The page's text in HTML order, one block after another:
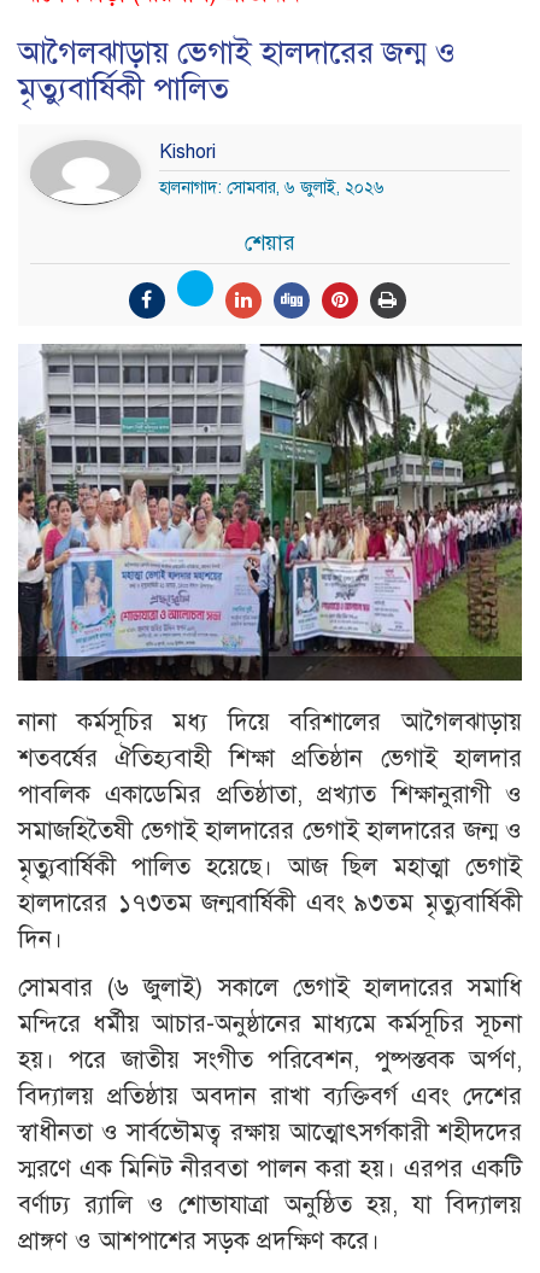
আগৈলঝাড়ায় ভেগাই হালদারের জন্ম ও
মৃত্যুবার্ষিকী পালিত
Kishori
হালনাগাদ: সোমবার, ৬ জুলাই, ২০২৬
শেয়ার
নানা কর্মসূচির মধ্য দিয়ে বরিশালের আগৈলঝাড়ায়
শতবর্ষের ঐতিহ্যবাহী শিক্ষা প্রতিষ্ঠান ভেগাই হালদার
পাবলিক একাডেমির প্রতিষ্ঠাতা, প্রখ্যাত শিক্ষানুরাগী ও
সমাজহিতৈষী ভেগাই হালদারের ভেগাই হালদারের জন্ম ও
মৃত্যুবার্ষিকী পালিত হয়েছে। আজ ছিল মহাত্মা ভেগাই
হালদারের ১৭৩তম জন্মবার্ষিকী এবং ৯৩তম মৃত্যুবার্ষিকী
দিন।
সোমবার (৬ জুলাই) সকালে ভেগাই হালদারের সমাধি
মন্দিরে ধর্মীয় আচার-অনুষ্ঠানের মাধ্যমে কর্মসূচির সূচনা
হয়। পরে জাতীয় সংগীত পরিবেশন, পুষ্পস্তবক অর্পণ,
বিদ্যালয় প্রতিষ্ঠায় অবদান রাখা ব্যক্তিবর্গ এবং দেশের
স্বাধীনতা ও সার্বভৌমত্ব রক্ষায় আত্মোৎসর্গকারী শহীদদের
স্মরণে এক মিনিট নীরবতা পালন করা হয়। এরপর একটি
বর্ণাঢ্য র‌্যালি ও শোভাযাত্রা অনুষ্ঠিত হয়, যা বিদ্যালয়
প্রাঙ্গণ ও আশপাশের সড়ক প্রদক্ষিণ করে।